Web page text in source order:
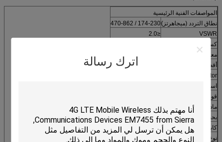
اترك رسالة
المواصفات الفنية الرئيسية
نطاق التردد (ميجاهرتز)174-230 / 470-862
VSWR
≤2.0
كسب (ديسيبل)
معاوقة الإدخال (Ω)
أقصى قدرة إدخال (W)
NoiseFactor
استهلاك الطاقة
قوة
مادة الهوائي
الكمبيوتر
بحجم
210 * 120 ملم
كابل متحدة المركز
1.5 ج -2 فولت
نوع الاستقطاب
رأسي